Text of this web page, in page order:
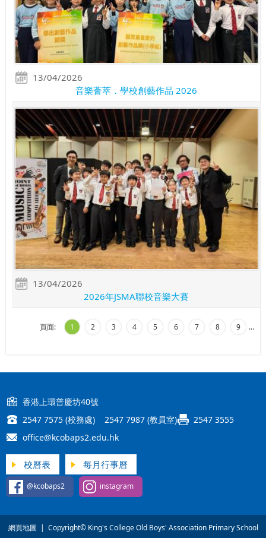
13/04/2026
音樂薈萃．學校創藝作品 2026
13/04/2026
2026年JSMA聯校音樂大賽
頁面: 1 2 3 4 5 6 7 8 9 …
香港上環普慶坊40號
2547 7575 (校務處) 2547 7987 (教員室)
2547 3555
office@kcobaps2.edu.hk
校曆表 每月行事曆
@kcobaps2 instagram
網頁地圖 | Copyright© King's College Old Boys' Association Primary School